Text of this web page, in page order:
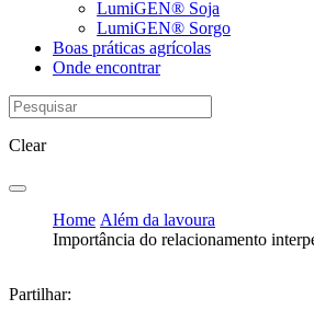
LumiGEN® Soja
LumiGEN® Sorgo
Boas práticas agrícolas
Onde encontrar
Clear
Home Além da lavoura
Importância do relacionamento
Partilhar: